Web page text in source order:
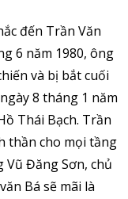
đến Trần Văn
6 năm 1980, ông
và bị bắt cuối
8 tháng 1 năm
Thái Bạch. Trần
thần cho mọi tầng
Vũ Đăng Sơn, chủ
Bá sẽ mãi là